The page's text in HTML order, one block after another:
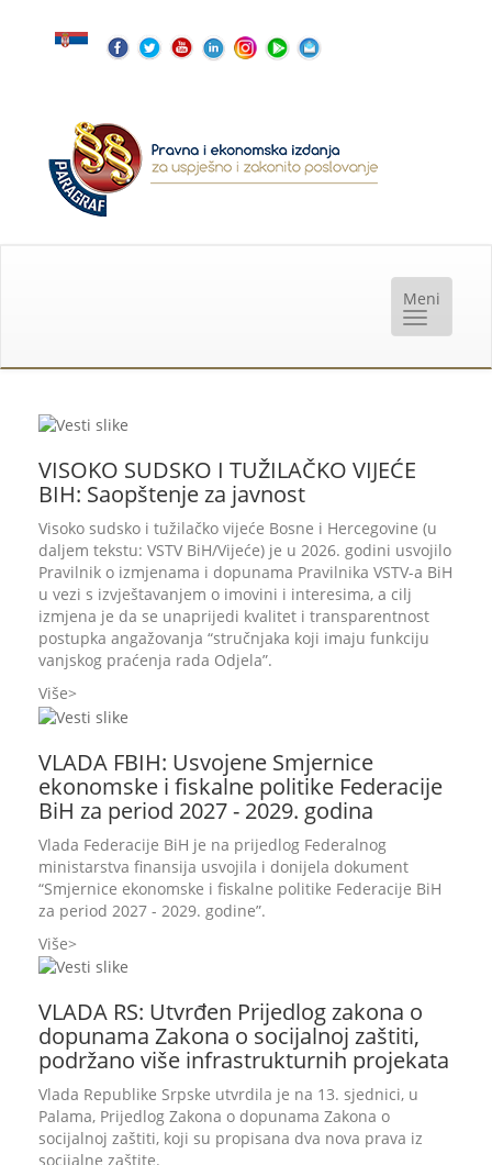
VISOKO SUDSKO I TUŽILAČKO VIJEĆE
BIH: Saopštenje za javnost
Visoko sudsko i tužilačko vijeće Bosne i Hercegovine (u
daljem tekstu: VSTV BiH/Vijeće) je u 2026. godini usvojilo
Pravilnik o izmjenama i dopunama Pravilnika VSTV-a BiH
u vezi s izvještavanjem o imovini i interesima, a cilj
izmjena je da se unaprijedi kvalitet i transparentnost
postupka angažovanja “stručnjaka koji imaju funkciju
vanjskog praćenja rada Odjela”.
Više
VLADA FBIH: Usvojene Smjernice
ekonomske i fiskalne politike Federacije
BiH za period 2027 - 2029. godina
Vlada Federacije BiH je na prijedlog Federalnog
ministarstva finansija usvojila i donijela dokument
“Smjernice ekonomske i fiskalne politike Federacije BiH
za period 2027 - 2029. godine”.
Više
VLADA RS: Utvrđen Prijedlog zakona o
dopunama Zakona o socijalnoj zaštiti,
podržano više infrastrukturnih projekata
Vlada Republike Srpske utvrdila je na 13. sjednici, u
Palama, Prijedlog Zakona o dopunama Zakona o
socijalnoj zaštiti, koji su propisana dva nova prava iz
socijalne zaštite.